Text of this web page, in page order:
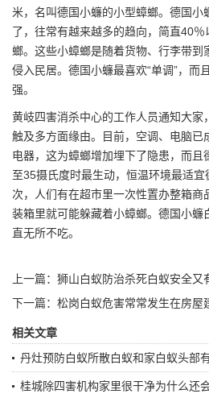
米，名叫德国小蠊的小型蟑螂。德国小
了，往常有越来越多的趋向，简直40
螂。这些小蟑螂是随着货物、行李带到
侵入民居。德国小蠊最喜欢“单调”，而
强。
黄岐四害消杀中心的工作人员通知大家
触及多方面缘由。目前，空调、电脑已
电器，这为蟑螂增加埋下了隐患，而
至35摄氏度时最生动，恒温环境最适
次，人们有在超市里一次性置办整箱商
装箱里就可能躲藏着小蟑螂。德国小蠊
直无所不吃。
上一篇： 狮山白蚁防治杀死白蚁安全又
下一篇： 松岗白蚁危害常常发生在房屋
相关文章
丹灶预防白蚁所散白蚁和家白蚁头部
桂城除四害机构家里很干净为什么还